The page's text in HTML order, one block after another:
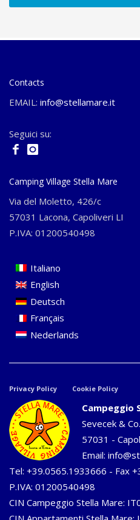
Contacts
EMAIL: info@stellamare.it
Seguici su:
Camping Village Stella Mare
Via del Moletto, 426/c
57031 Lacona, Capoliveri LI
P.IVA: 01200540498
Italiano
English
Deutsch
Français
Nederlands
Privacy Policy Cookie Policy
Campeggio
Sevecek &
57031 -
Email:
Tel: +39.0565.1933666 - Fax
P.IVA: 01200540498
CIN Campeggio Stella Mare: